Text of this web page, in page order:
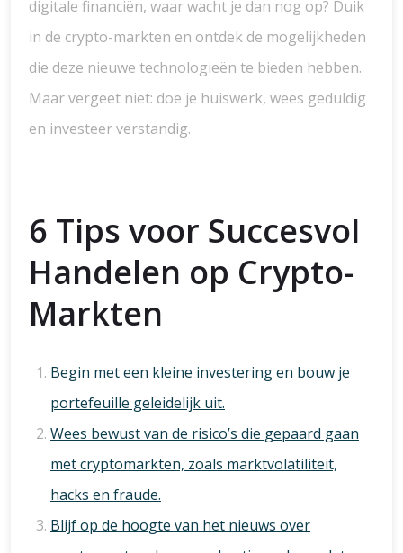
digitale financiën, waar wacht je dan nog op? Duik
in de crypto-markten en ontdek de mogelijkheden
die deze nieuwe technologieën te bieden hebben.
Maar vergeet niet: doe je huiswerk, wees geduldig
en investeer verstandig.
6 Tips voor Succesvol
Handelen op Crypto-
Markten
Begin met een kleine investering en bouw je
portefeuille geleidelijk uit.
Wees bewust van de risico’s die gepaard gaan
met cryptomarkten, zoals marktvolatiliteit,
hacks en fraude.
Blijf op de hoogte van het nieuws over